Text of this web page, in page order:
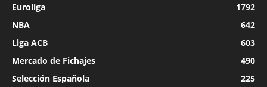
Euroliga
1792
NBA
642
Liga ACB
603
Mercado de Fichajes
490
Selección Española
225